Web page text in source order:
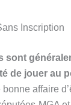
Inscription
de jouer au
bonne affaire